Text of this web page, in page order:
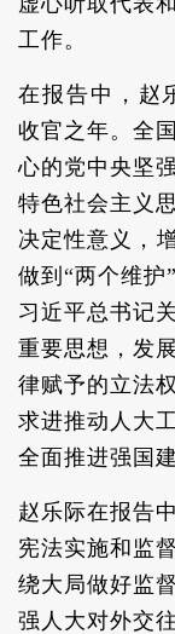
工作。
在报告中，赵
收官之年。全
心的党中央坚
特色社会主义
决定性意义，
做到“两个维护
习近平总书记
重要思想，发
律赋予的立法
求进推动人大
全面推进强国
赵乐际在报告
宪法实施和监
绕大局做好监
强人大对外交